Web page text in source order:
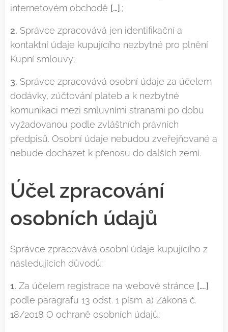
internetovém obchodě […].;
2. Správce zpracovává jen identifikační a
kontaktní údaje kupujícího nezbytné pro plnění
Kupní smlouvy;
3. Správce zpracovává osobní údaje za účelem
dodávky, zúčtování plateb a k nezbytné
komunikaci mezi smluvními stranami po dobu
vyžadovanou podle zvláštních právních
předpisů. Osobní údaje nebudou zveřejňované a
nebude docházet k přenosu do dalších zemí.
Účel zpracování
osobních údajů
Správce zpracovává osobní údaje kupujícího z
následujících důvodů:
1. Za účelem registrace na webové stránce [….]
podle paragrafu 13 odst. 1 písm. a) Zákona č.
18/2018 O ochraně osobních údajů;